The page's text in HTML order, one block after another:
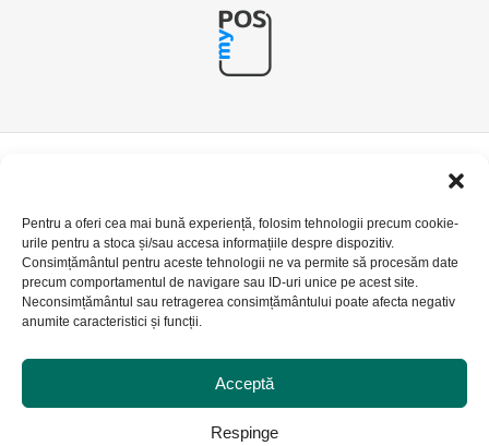
Pentru a oferi cea mai bună experiență, folosim tehnologii precum cookie-
urile pentru a stoca și/sau accesa informațiile despre dispozitiv.
Consimțământul pentru aceste tehnologii ne va permite să procesăm date
precum comportamentul de navigare sau ID-uri unice pe acest site.
Neconsimțământul sau retragerea consimțământului poate afecta negativ
anumite caracteristici și funcții.
Acceptă
Respinge